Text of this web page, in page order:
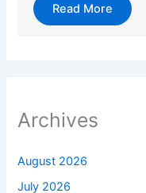
Read More
Archives
August 2026
July 2026